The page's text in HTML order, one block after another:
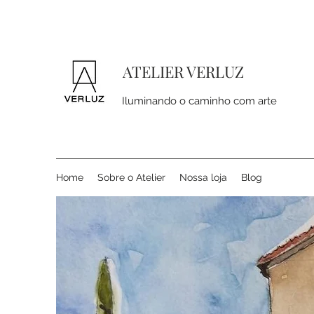
ATELIER VERLUZ
Iluminando o caminho com arte
Home Sobre o Atelier Nossa loja Blog